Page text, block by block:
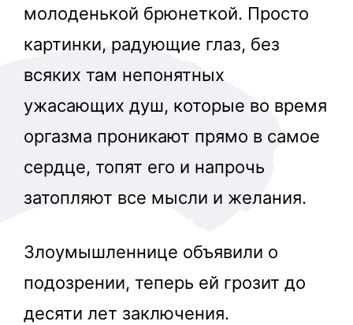
молоденькой брюнеткой. Просто
картинки, радующие глаз, без
всяких там непонятных
ужасающих душ, которые во время
оргазма проникают прямо в самое
сердце, топят его и напрочь
затопляют все мысли и желания.
Злоумышленнице объявили о
подозрении, теперь ей грозит до
десяти лет заключения.